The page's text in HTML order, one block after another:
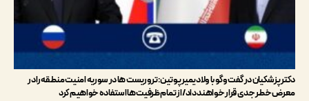
در گفت‌وگو با ولادیمیر پوتین: تروریست ها در سوریه امنیت منطقه را در
جدی قرار خواهند داد/ از تمام ظرفیت ها استفاده خواهیم کرد